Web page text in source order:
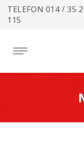
TELEFON 014 / 35
115